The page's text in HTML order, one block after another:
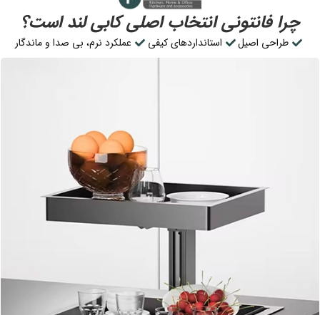
چرا فانتونی انتخاب اصلی کابی لند است؟
طراحی اصیل استانداردهای کیفی عملکرد نرم، بی صدا و ماندگار